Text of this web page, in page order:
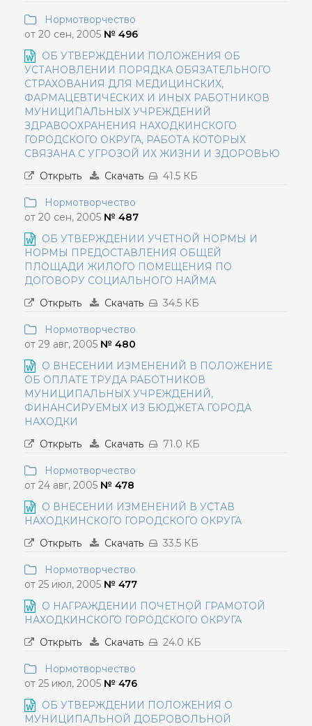
Нормотворчество
от 20 сен, 2005 № 496
ОБ УТВЕРЖДЕНИИ ПОЛОЖЕНИЯ ОБ
УСТАНОВЛЕНИИ ПОРЯДКА ОБЯЗАТЕЛЬНОГО
СТРАХОВАНИЯ ДЛЯ МЕДИЦИНСКИХ,
ФАРМАЦЕВТИЧЕСКИХ И ИНЫХ РАБОТНИКОВ
МУНИЦИПАЛЬНЫХ УЧРЕЖДЕНИЙ
ЗДРАВООХРАНЕНИЯ НАХОДКИНСКОГО
ГОРОДСКОГО ОКРУГА, РАБОТА КОТОРЫХ
СВЯЗАНА С УГРОЗОЙ ИХ ЖИЗНИ И ЗДОРОВЬЮ
Открыть
Скачать 41.5 КБ
Нормотворчество
от 20 сен, 2005 № 487
ОБ УТВЕРЖДЕНИИ УЧЕТНОЙ НОРМЫ И
НОРМЫ ПРЕДОСТАВЛЕНИЯ ОБЩЕЙ
ПЛОЩАДИ ЖИЛОГО ПОМЕЩЕНИЯ ПО
ДОГОВОРУ СОЦИАЛЬНОГО НАЙМА
Открыть
Скачать 34.5 КБ
Нормотворчество
от 29 авг, 2005 № 480
О ВНЕСЕНИИ ИЗМЕНЕНИЙ В ПОЛОЖЕНИЕ
ОБ ОПЛАТЕ ТРУДА РАБОТНИКОВ
МУНИЦИПАЛЬНЫХ УЧРЕЖДЕНИЙ,
ФИНАНСИРУЕМЫХ ИЗ БЮДЖЕТА ГОРОДА
НАХОДКИ
Открыть
Скачать 71.0 КБ
Нормотворчество
от 24 авг, 2005 № 478
О ВНЕСЕНИИ ИЗМЕНЕНИЙ В УСТАВ
НАХОДКИНСКОГО ГОРОДСКОГО ОКРУГА
Открыть
Скачать 33.5 КБ
Нормотворчество
от 25 июл, 2005 № 477
О НАГРАЖДЕНИИ ПОЧЕТНОЙ ГРАМОТОЙ
НАХОДКИНСКОГО ГОРОДСКОГО ОКРУГА
Открыть
Скачать 24.0 КБ
Нормотворчество
от 25 июл, 2005 № 476
ОБ УТВЕРЖДЕНИИ ПОЛОЖЕНИЯ О
МУНИЦИПАЛЬНОЙ ДОБРОВОЛЬНОЙ